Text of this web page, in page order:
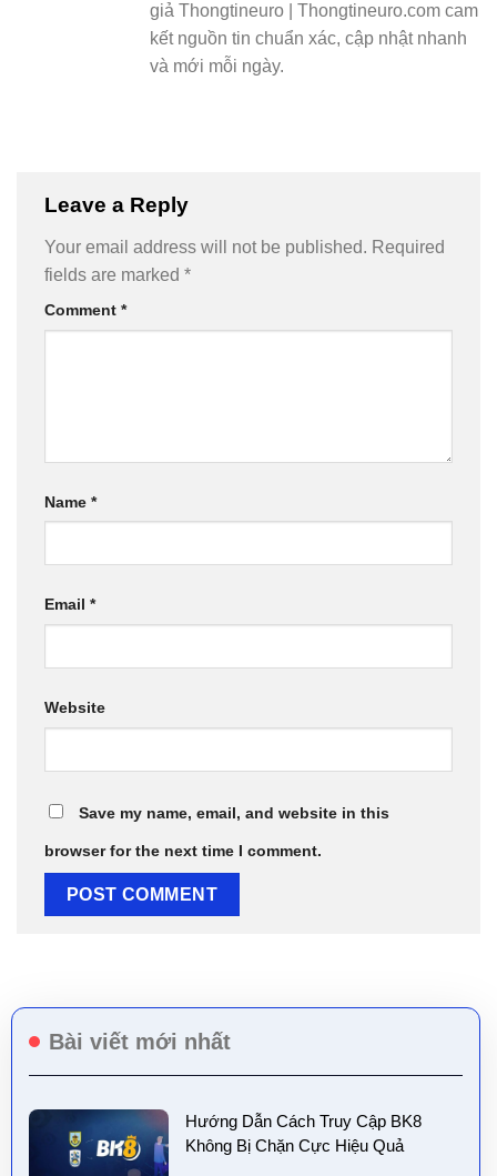
giả Thongtineuro | Thongtineuro.com cam
kết nguồn tin chuẩn xác, cập nhật nhanh
và mới mỗi ngày.
Leave a Reply
Your email address will not be published. Required
fields are marked *
Comment *
Name *
Email *
Website
Save my name, email, and website in this
browser for the next time I comment.
Bài viết mới nhất
Hướng Dẫn Cách Truy Cập BK8
Không Bị Chặn Cực Hiệu Quả